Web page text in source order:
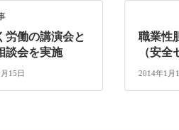
労働の講演会と
談会を実施
15日
職業性
（安全
2014年1月